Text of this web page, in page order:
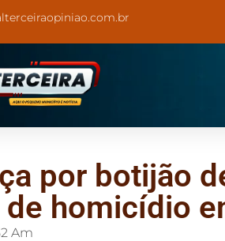
por botijão
homicídio
Am